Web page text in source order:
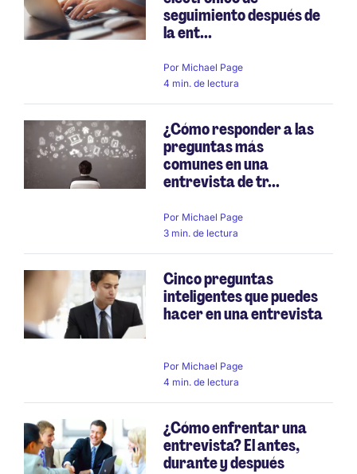
seguimiento después de
la ent...
Por Michael Page
4 min. de lectura
¿Cómo responder a las
preguntas más
comunes en una
entrevista de tr...
Por Michael Page
3 min. de lectura
Cinco preguntas
inteligentes que puedes
hacer en una entrevista
Por Michael Page
4 min. de lectura
¿Cómo enfrentar una
entrevista? El antes,
durante y después